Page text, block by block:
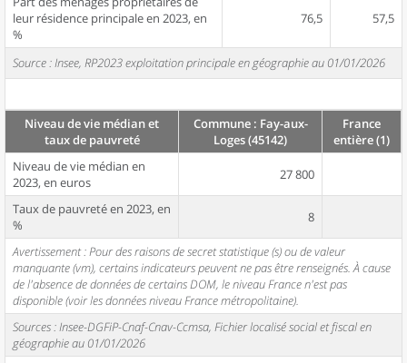
leur résidence principale en 2023, en
%
76,5 57,5
Source : Insee, RP2023 exploitation principale en géographie au 01/01/2026
Niveau de vie médian et
taux de pauvreté
Commune : Fay-aux-
Loges (45142)
France
entière (1)
Niveau de vie médian en
2023, en euros
27 800
Taux de pauvreté en 2023, en
%
8
Avertissement : Pour des raisons de secret statistique (s) ou de valeur
manquante (vm), certains indicateurs peuvent ne pas être renseignés. À cause
de l'absence de données de certains DOM, le niveau France n'est pas
disponible (voir les données niveau France métropolitaine).
Sources : Insee-DGFiP-Cnaf-Cnav-Ccmsa, Fichier localisé social et fiscal en
géographie au 01/01/2026